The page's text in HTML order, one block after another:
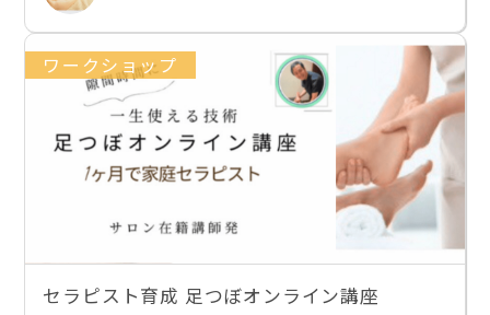
ワークショップ
セラピスト育成 足つぼオンライン講座